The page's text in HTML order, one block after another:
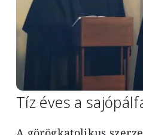
Tíz éves a